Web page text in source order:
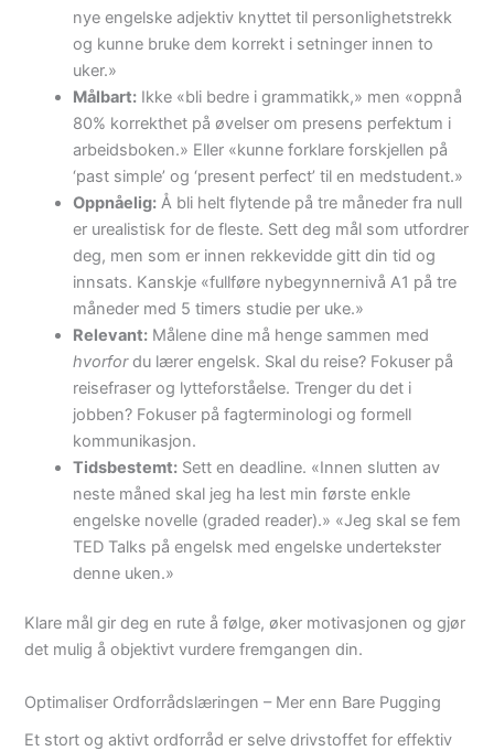
nye engelske adjektiv knyttet til personlighetstrekk
og kunne bruke dem korrekt i setninger innen to
uker.»
Målbart: Ikke «bli bedre i grammatikk,» men «oppnå
80% korrekthet på øvelser om presens perfektum i
arbeidsboken.» Eller «kunne forklare forskjellen på
‘past simple’ og ‘present perfect’ til en medstudent.»
Oppnåelig: Å bli helt flytende på tre måneder fra null
er urealistisk for de fleste. Sett deg mål som utfordrer
deg, men som er innen rekkevidde gitt din tid og
innsats. Kanskje «fullføre nybegynnernivå A1 på tre
måneder med 5 timers studie per uke.»
Relevant: Målene dine må henge sammen med
hvorfordu lærer engelsk. Skal du reise? Fokuser på
reisefraser og lytteforståelse. Trenger du det i
jobben? Fokuser på fagterminologi og formell
kommunikasjon.
Tidsbestemt: Sett en deadline. «Innen slutten av
neste måned skal jeg ha lest min første enkle
engelske novelle (graded reader).» «Jeg skal se fem
TED Talks på engelsk med engelske undertekster
denne uken.»
Klare mål gir deg en rute å følge, øker motivasjonen og gjør
det mulig å objektivt vurdere fremgangen din.
Optimaliser Ordforrådslæringen – Mer enn Bare Pugging
Et stort og aktivt ordforråd er selve drivstoffet for effektiv